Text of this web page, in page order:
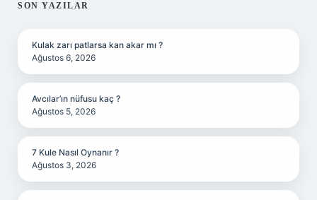
SIDEBAR
SON YAZILAR
Kulak zarı patlarsa kan akar mı ?
Ağustos 6, 2026
Avcılar’ın nüfusu kaç ?
Ağustos 5, 2026
7 Kule Nasıl Oynanır ?
Ağustos 3, 2026